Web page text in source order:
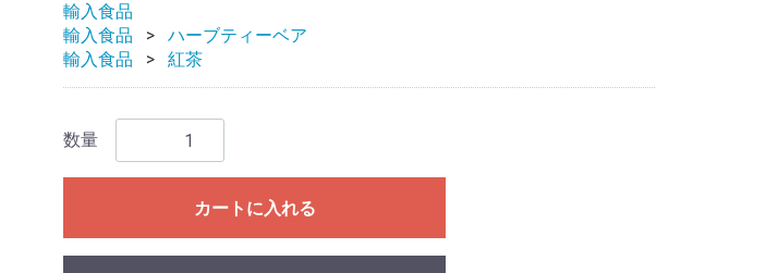
輸入食品
輸入食品
ハーブティーベア
輸入食品
紅茶
数量
カートに入れる